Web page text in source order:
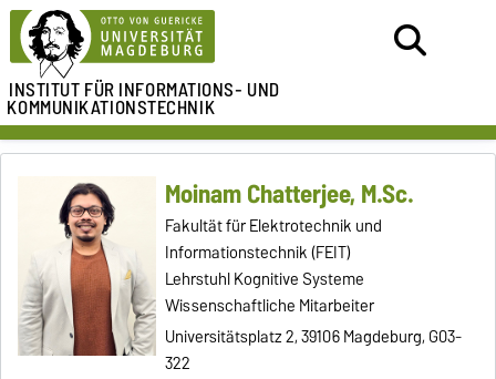
INSTITUT FÜRINFORMATIONS- UND
KOMMUNIKATIONSTECHNIK
Moinam Chatterjee, M.Sc.
Fakultät für Elektrotechnik und
Informationstechnik (FEIT)
Lehrstuhl Kognitive Systeme
Wissenschaftliche Mitarbeiter
Universitätsplatz 2, 39106 Magdeburg, G03-
322